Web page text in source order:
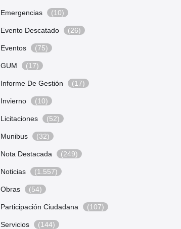
Emergencias (10)
Evento Descatado (26)
Eventos (75)
GUM (17)
Informe De Gestión (17)
Invierno (10)
Licitaciones (52)
Munibus (32)
Nota Destacada (249)
Noticias (1.557)
Obras (54)
Participación Ciudadana (107)
Servicios (144)